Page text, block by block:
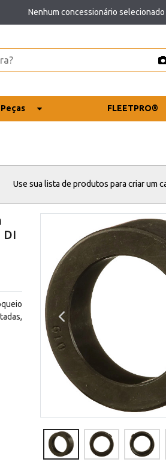
Nenhum concessionário selecionado
FLEETPRO®
Use sua lista de produtos para criar um
DI